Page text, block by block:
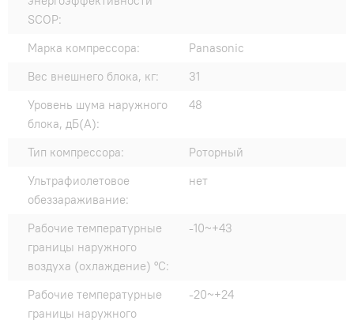
SCOP:
Марка компрессора:
Panasonic
Вес внешнего блока, кг:
31
Уровень шума наружного
блока, дБ(А):
48
Тип компрессора:
Роторный
Ультрафиолетовое
обеззараживание:
нет
Рабочие температурные
границы наружного
воздуха (охлаждение) °C:
-10~+43
Рабочие температурные
границы наружного
-20~+24